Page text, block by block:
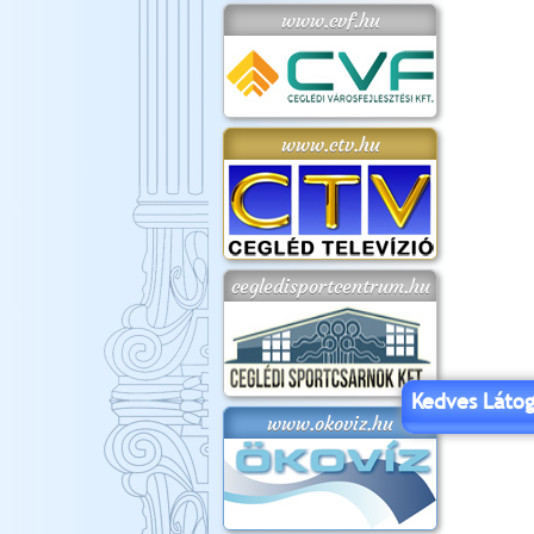
www.cvf.hu
www.ctv.hu
cegledisportcentrum.hu
www.okoviz.hu
Kedves